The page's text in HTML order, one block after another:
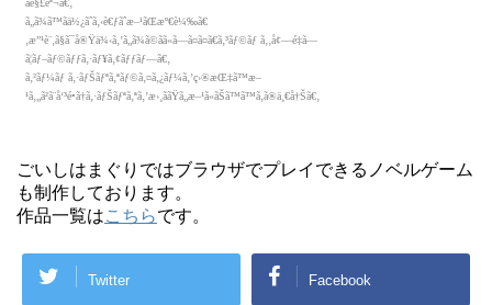
ごいしはまぐりではブラウザでプレイできるノベルゲーム
も制作しております。
作品一覧はこちらです。
Twitter Facebook